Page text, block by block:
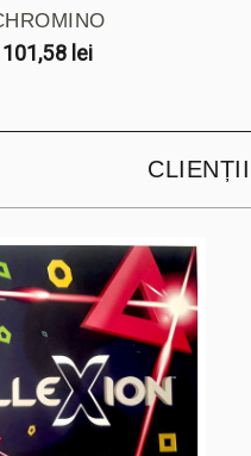
101,58 lei